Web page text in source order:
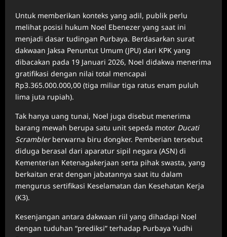
Untuk memberikan konteks yang adil, publik perlu
melihat posisi hukum Noel Ebenezer yang saat ini
menjadi dasar tudingan Purbaya. Berdasarkan surat
dakwaan Jaksa Penuntut Umum (JPU) dari KPK yang
dibacakan pada 19 Januari 2026, Noel didakwa menerima
gratifikasi dengan nilai total mencapai
Rp3.365.000.000,00 (tiga miliar tiga ratus enam puluh
lima juta rupiah).
Tak hanya uang tunai, Noel juga disebut menerima
barang mewah berupa satu unit sepeda motor Ducati
Scramblerberwarna biru dongker. Pemberian tersebut
diduga berasal dari aparatur sipil negara (ASN) di
Kementerian Ketenagakerjaan serta pihak swasta, yang
berkaitan erat dengan jabatannya saat itu dalam
mengurus sertifikasi Keselamatan dan Kesehatan Kerja
(K3).
Kesenjangan antara dakwaan riil yang dihadapi Noel
dengan tuduhan “prediksi” terhadap Purbaya Yudhi